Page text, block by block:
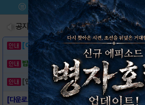
메뉴 이벤트/미션 설치
공지사항 진
[이벤트] 웃음으로 매일매일 해피! 유머 게시..
밥알이의 헝앱통신 ⑲ “밥알이, 드디어 멀티를..
[안내] 헝그리앱 필수 상식! 밥알 획득 안내..
[다운로드링크] - 슥!삭!